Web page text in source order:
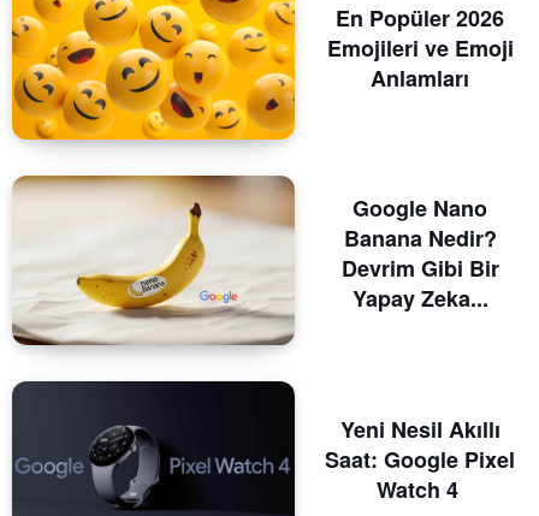
En Popüler 2026
Emojileri ve Emoji
Anlamları
Google Nano
Banana Nedir?
Devrim Gibi Bir
Yapay Zeka...
Yeni Nesil Akıllı
Saat: Google Pixel
Watch 4